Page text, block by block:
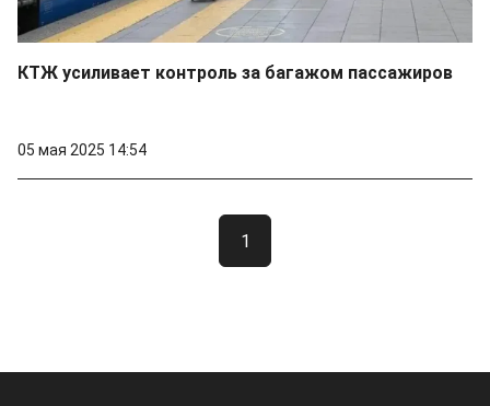
КТЖ усиливает контроль за багажом пассажиров
05 мая 2025 14:54
1